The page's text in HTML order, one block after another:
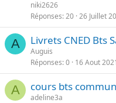
niki2626
Réponses 20 26 Juillet
A Livrets CNED Bts
Auguis
Réponses 0 16 Aout
A cours bts
adeline3a